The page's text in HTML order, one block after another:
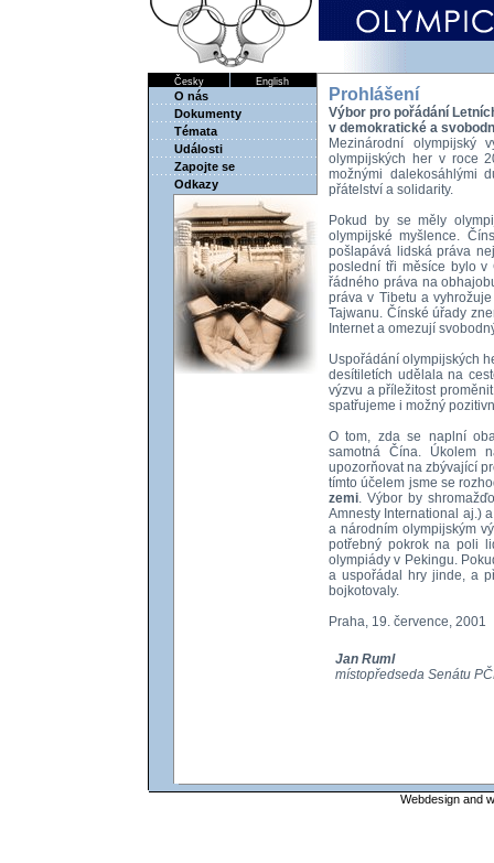
Česky English
O nás
Dokumenty
Témata
Události
Zapojte se
Odkazy
Prohlášení
Výbor pro pořádání
v demokratické a
Mezinárodní
olympijských her v roce
možnými dalekosáhlými
přátelství a solidarity.
Pokud by se měly
olympijské myšlence.
pošlapává lidská práva
poslední tři měsíce bylo v
řádného práva na
práva v Tibetu a
Tajwanu. Čínské úřady
Internet a omezují
Uspořádání olympijských
desítiletích udělala na
výzvu a příležitost
spatřujeme i možný
O tom, zda se naplní
samotná Čína. Úkolem
upozorňovat na zbývající
tímto účelem jsme se
zemi. Výbor by
Amnesty International aj.)
a národním olympijským
potřebný pokrok na poli
olympiády v Pekingu.
a uspořádal hry jinde, a
bojkotovaly.
Praha, 19. července, 2001
Jan Ruml
místopředseda Senátu
Webdesign and